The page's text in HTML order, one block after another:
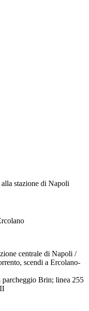
stazione di Napoli
centrale di Napoli /
scendi a Ercolano-
Brin; linea 255